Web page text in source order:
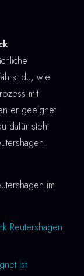
du, wie
mit
er geeignet
dafür steht
im
Reutershagen:
ist